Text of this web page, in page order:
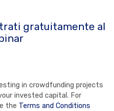
gratuitamente al
in crowdfunding projects
invested capital. For
the Terms and Conditions